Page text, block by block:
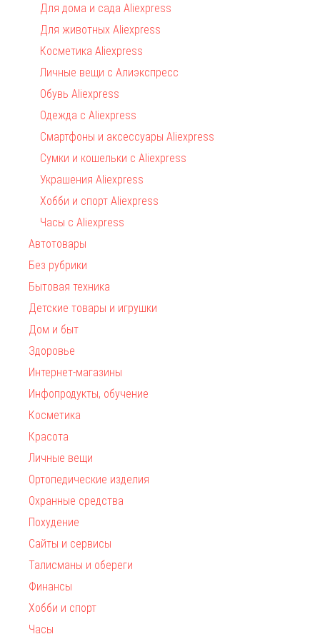
Для дома и сада Aliexpress
Для животных Aliexpress
Косметика Aliexpress
Личные вещи с Алиэкспресс
Обувь Aliexpress
Одежда с Aliexpress
Смартфоны и аксессуары Aliexpress
Сумки и кошельки с Aliexpress
Украшения Aliexpress
Хобби и спорт Aliexpress
Часы с Aliexpress
Автотовары
Без рубрики
Бытовая техника
Детские товары и игрушки
Дом и быт
Здоровье
Интернет-магазины
Инфопродукты, обучение
Косметика
Красота
Личные вещи
Ортопедические изделия
Охранные средства
Похудение
Сайты и сервисы
Талисманы и обереги
Финансы
Хобби и спорт
Часы